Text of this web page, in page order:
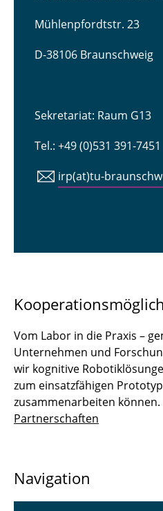
Mühlenpfordtstr. 23
D-38106 Braunschweig
Sekretariat: Raum G13
Tel.: +49 (0)531 391-7451
irp(at)tu-
Vom Labor in die Praxis –
Unternehmen und
wir kognitive
zum einsatzfähigen
zusammenarbeiten
Partnerschaften
Navigation